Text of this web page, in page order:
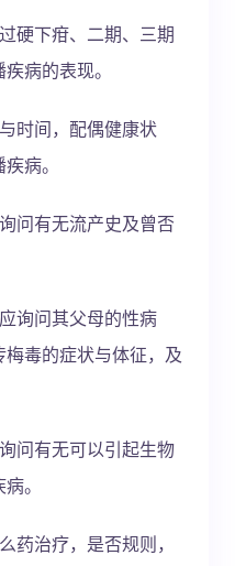
硬下疳、二期、三期
病的表现。
时间，配偶健康状
病。
问有无流产史及曾否
询问其父母的性病
毒的症状与体征，及
问有无可以引起生物
。
药治疗，是否规则，